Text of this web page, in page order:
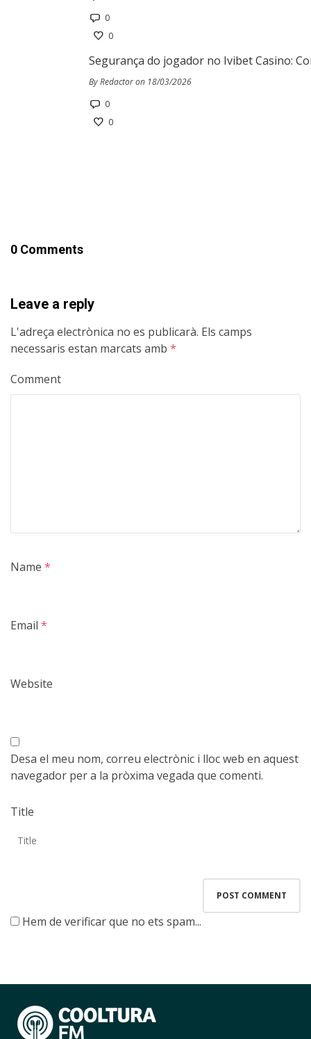
0
0
Segurança do jogador no Ivibet Casino:
By Redactor on 18/03/2026
0
0
0 Comments
Leave a reply
L'adreça electrònica no es publicarà. Els camps
necessaris estan marcats amb *
Comment
Name *
Email *
Website
Desa el meu nom, correu electrònic i lloc web en aquest
navegador per a la pròxima vegada que comenti.
Title
Hem de verificar que no ets spam...